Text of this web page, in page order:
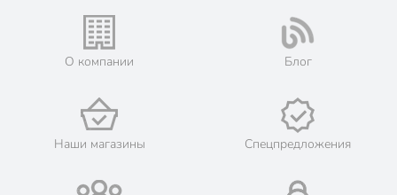
О компании Блог
Наши магазины Спецпредложения